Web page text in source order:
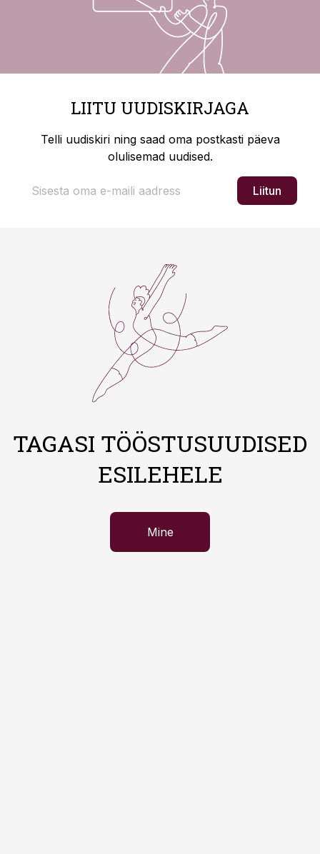
LIITU UUDISKIRJAGA
Telli uudiskiri ning saad oma postkasti päeva
olulisemad uudised.
Liitun
TAGASI TÖÖSTUSUUDISED
ESILEHELE
Mine